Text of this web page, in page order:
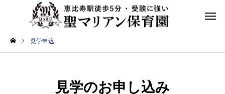
見学申込
見学のお申し込み